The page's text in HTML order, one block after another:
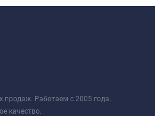
продаж. Работаем с 2005 года.
качество.